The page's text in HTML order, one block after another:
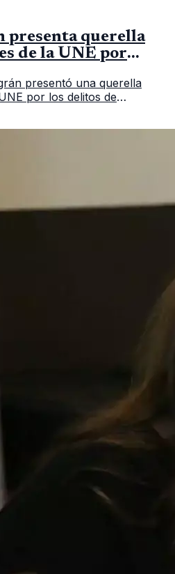
presenta querella
de la UNE por
presentó una querella
por los delitos de